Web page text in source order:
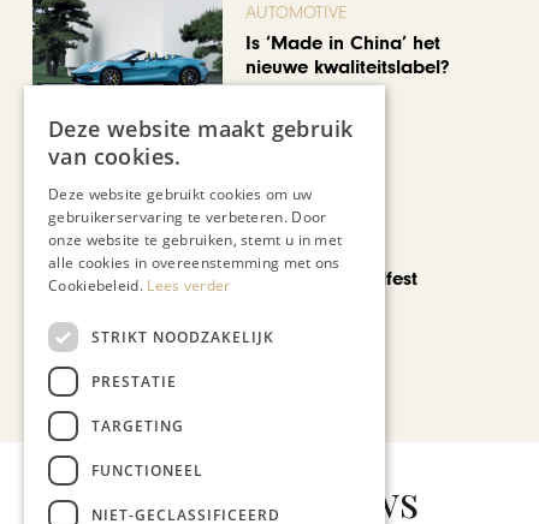
AUTOMOTIVE
Is ‘Made in China’ het
nieuwe kwaliteitslabel?
CHAPEAU TV
Noorbeek Foodfest
Bekijk alle artikelen
Gerelateerd nieuws
Deze website maakt gebruik
van cookies.
Deze website gebruikt cookies om uw
gebruikerservaring te verbeteren. Door
onze website te gebruiken, stemt u in met
alle cookies in overeenstemming met ons
Cookiebeleid. Lees verder
STRIKT NOODZAKELIJK
PRESTATIE
TARGETING
FUNCTIONEEL
NIET-GECLASSIFICEERD